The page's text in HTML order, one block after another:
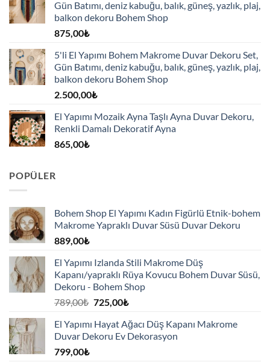
Gün Batımı, deniz kabuğu, balık, güneş, yazlık, plaj,
balkon dekoru Bohem Shop
875,00₺
5'li El Yapımı Bohem Makrome Duvar Dekoru Set,
Gün Batımı, deniz kabuğu, balık, güneş, yazlık, plaj,
balkon dekoru Bohem Shop
2.500,00₺
El Yapımı Mozaik Ayna Taşlı Ayna Duvar Dekoru,
Renkli Damalı Dekoratif Ayna
865,00₺
POPÜLER
Bohem Shop El Yapımı Kadın Figürlü Etnik-bohem
Makrome Yapraklı Duvar Süsü Duvar Dekoru
889,00₺
El Yapımı Izlanda Stili Makrome Düş
Kapanı/yapraklı Rüya Kovucu Bohem Duvar Süsü,
Dekoru - Bohem Shop
789,00₺ Orijinal
789,00₺.
725,00₺Şu
fiyat:
725,00₺.
El Yapımı Hayat Ağacı Düş Kapanı Makrome
Duvar Dekoru Ev Dekorasyon
799,00₺